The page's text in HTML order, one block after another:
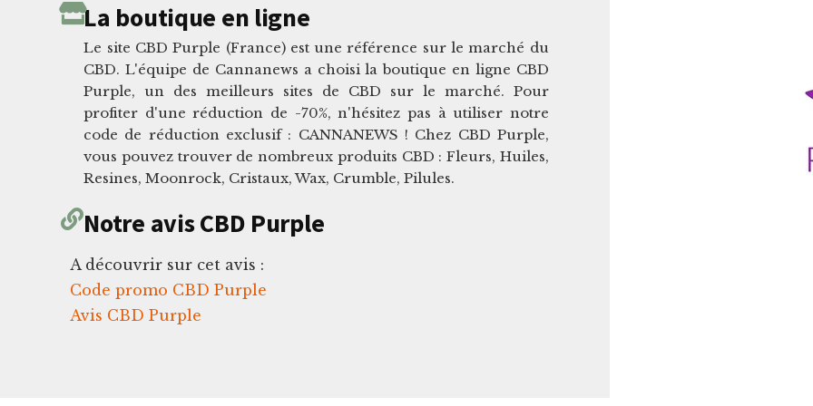
La boutique en ligne
Le site CBD Purple (France) est une référence sur le marché du
CBD. L'équipe de Cannanews a choisi la boutique en ligne CBD
Purple, un des meilleurs sites de CBD sur le marché. Pour
profiter d'une réduction de -70%, n'hésitez pas à utiliser notre
code de réduction exclusif : CANNANEWS ! Chez CBD Purple,
vous pouvez trouver de nombreux produits CBD : Fleurs, Huiles,
Resines, Moonrock, Cristaux, Wax, Crumble, Pilules.
Notre avis CBD Purple
A découvrir sur cet avis :
Code promo CBD Purple
Avis CBD Purple